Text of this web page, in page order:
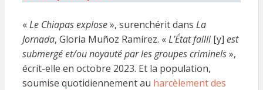
«Le Chiapas explose», surenchérit dans La
Jornada, Gloria Muñoz Ramírez. «L’État failli[y] est
submergé et/ou noyauté par les groupes criminels»,
écrit-elle en octobre 2023. Et la population,
soumise quotidiennement au harcèlement des